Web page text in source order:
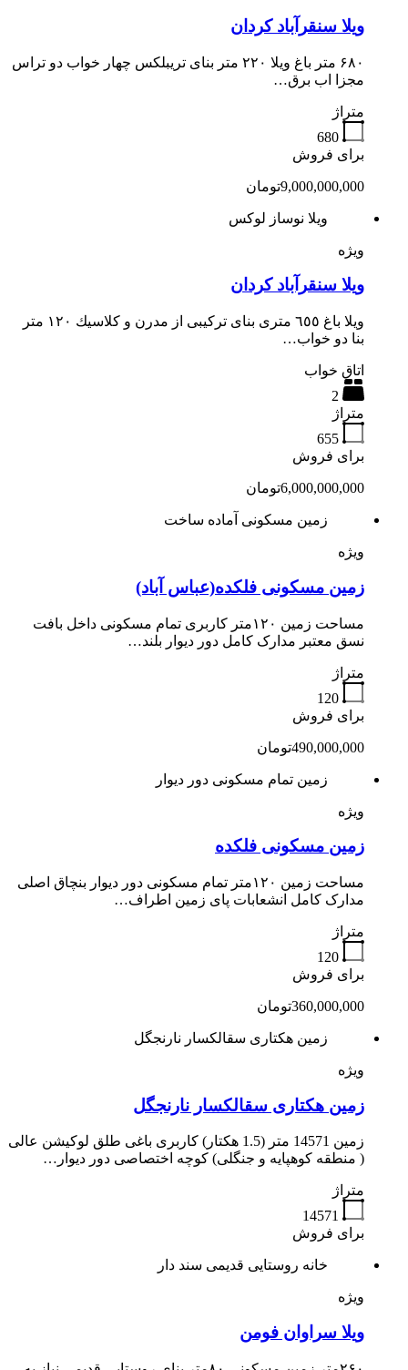
ویلا سنقرآباد کردان
۶۸۰ متر باغ ویلا ۲۲۰ متر بنای تریبلکس چهار خواب دو تراس
مجزا اب برق…
متراژ
680
برای فروش
9,000,000,000تومان
ویلا نوساز لوکس
ویژه
ویلا سنقرآباد کردان
ويلا باغ ٦٥٥ مترى بناى تركيبى از مدرن و كلاسيك ١٢٠ متر
بنا دو خواب…
اتاق خواب
2
متراژ
655
برای فروش
6,000,000,000تومان
زمین مسکونی آماده ساخت
ویژه
زمین مسکونی فلکده(عباس آباد)
مساحت زمین ۱۲۰متر کاربری تمام مسکونی داخل بافت
نسق معتبر مدارک کامل دور دیوار بلند…
متراژ
120
برای فروش
490,000,000تومان
زمین تمام مسکونی دور دیوار
ویژه
زمین مسکونی فلکده
مساحت زمین ۱۲۰متر تمام مسکونی دور دیوار بنچاق اصلی
مدارک کامل انشعابات پای زمین اطراف…
متراژ
120
برای فروش
360,000,000تومان
زمین هکتاری سقالکسار نارنجگل
ویژه
زمین هکتاری سقالکسار نارنجگل
زمین 14571 متر (1.5 هکتار) کاربری باغی طلق لوکیشن عالی
( منطقه کوهپایه و جنگلی) کوچه اختصاصی دور دیوار…
متراژ
14571
برای فروش
خانه روستایی قدیمی سند دار
ویژه
ویلا سراوان فومن